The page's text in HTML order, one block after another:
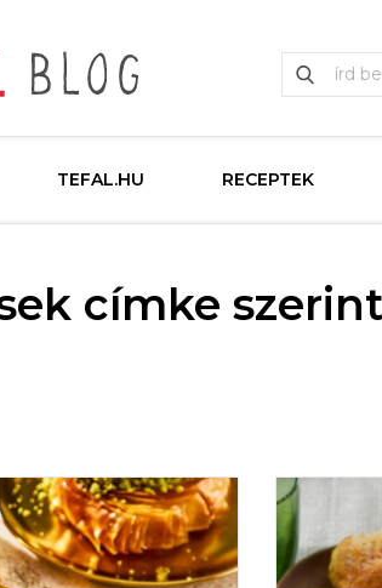
TEFAL.HU RECEPTEK
címke